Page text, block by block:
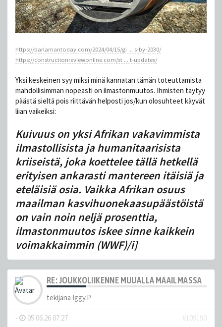
https://barlamantoday.com/2024/04/15/gi ... s-by-2030/
https://constructionreviewonline.com/st ... t-updates/
Yksi keskeinen syy miksi minä kannatan tämän toteuttamista
mahdollisimman nopeasti on ilmastonmuutos. Ihmisten täytyy
päästä sieltä pois riittävän helposti jos/kun olosuhteet käyvät
liian vaikeiksi:
Kuivuus on yksi Afrikan vakavimmista
ilmastollisista ja humanitaarisista
kriiseistä, joka koettelee tällä hetkellä
erityisen ankarasti mantereen itäisiä ja
eteläisiä osia. Vaikka Afrikan osuus
maailman kasvihuonekaasupäästöistä
on vain noin neljä prosenttia,
ilmastonmuutos iskee sinne kaikkein
voimakkaimmin (WWF)/i]
RE: JOUKKOLIIKENNE MUUALLA MAAILMASSA
tekijänä Iggy.P
- 05.06.26 07:27 #109190